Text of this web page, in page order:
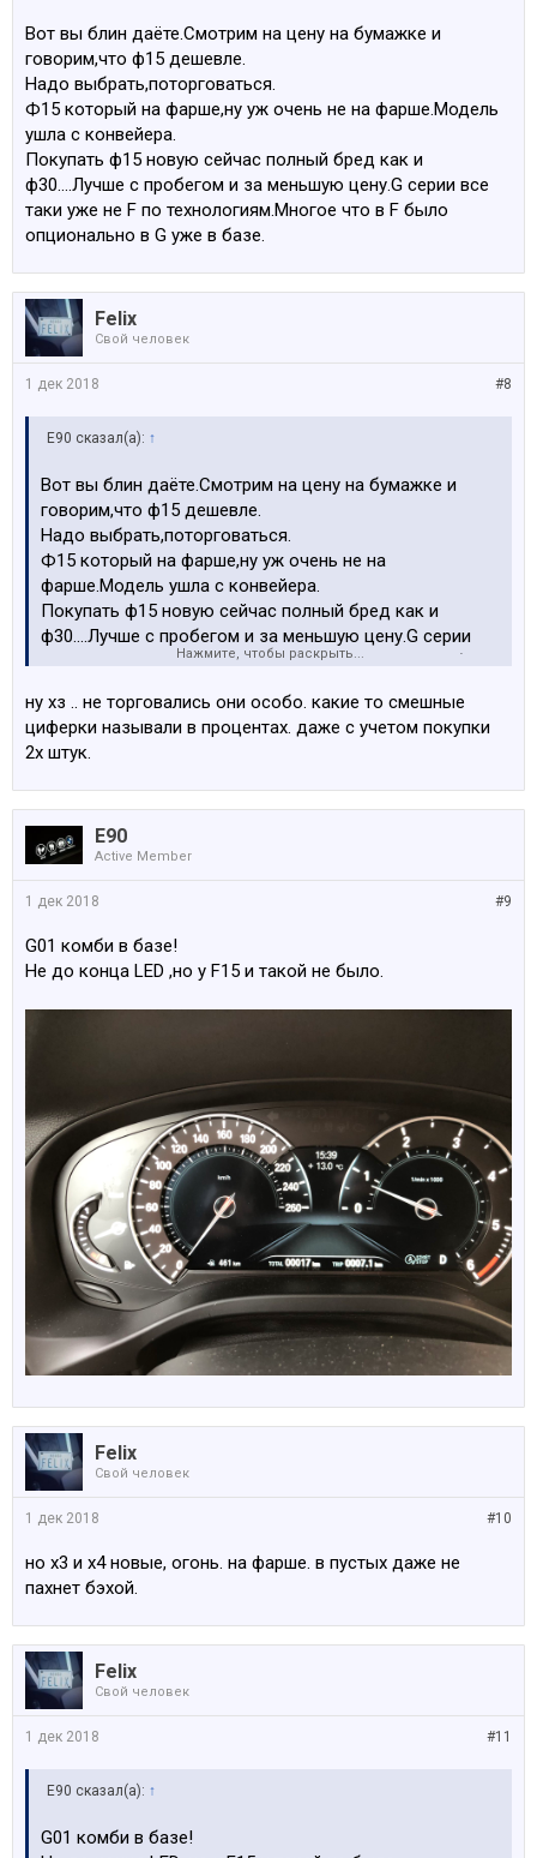
Вот вы блин даёте.Смотрим на цену на бумажке и
говорим,что ф15 дешевле.
Надо выбрать,поторговаться.
Ф15 который на фарше,ну уж очень не на фарше.Модель
ушла с конвейера.
Покупать ф15 новую сейчас полный бред как и
ф30....Лучше с пробегом и за меньшую цену.G серии все
таки уже не F по технологиям.Многое что в F было
опционально в G уже в базе.
Felix
Свой человек
#8
1 дек 2018
E90 сказал(а): ↑
Вот вы блин даёте.Смотрим на цену на бумажке и
говорим,что ф15 дешевле.
Надо выбрать,поторговаться.
Ф15 который на фарше,ну уж очень не на
фарше.Модель ушла с конвейера.
Покупать ф15 новую сейчас полный бред как и
ф30....Лучше с пробегом и за меньшую цену.G серии
все таки уже не F по технологиям.Многое что в F было
Нажмите, чтобы раскрыть...
ну хз .. не торговались они особо. какие то смешные
циферки называли в процентах. даже с учетом покупки
2х штук.
E90
Active Member
#9
1 дек 2018
G01 комби в базе!
Не до конца LED ,но у F15 и такой не было.
Felix
Свой человек
#10
1 дек 2018
но х3 и х4 новые, огонь. на фарше. в пустых даже не
пахнет бэхой.
Felix
Свой человек
#11
1 дек 2018
E90 сказал(а): ↑
G01 комби в базе!